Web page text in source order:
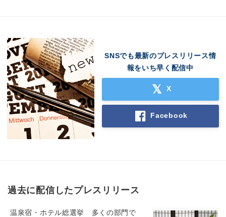
SNSでも最新のプレスリリース情
報をいち早く配信中
X
Facebook
過去に配信したプレスリリース
温泉宿・ホテル総選挙 多くの部門で